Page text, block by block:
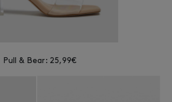
Pull & Bear: 25,99€